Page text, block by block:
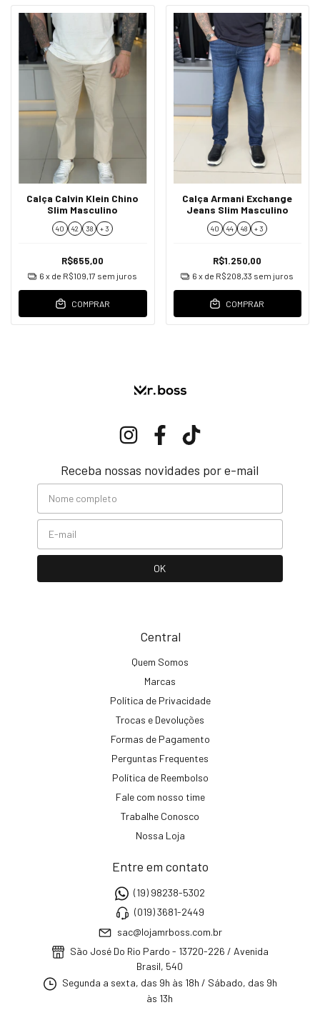
Calça Calvin Klein Chino
Slim Masculino
40 42 38 + 3
R$655,00
6 x de R$109,17 sem juros
COMPRAR
Calça Armani Exchange
Jeans Slim Masculino
40 44 48 + 3
R$1.250,00
6 x de R$208,33 sem juros
COMPRAR
Receba nossas novidades por e-mail
Central
Quem Somos
Marcas
Política de Privacidade
Trocas e Devoluções
Formas de Pagamento
Perguntas Frequentes
Política de Reembolso
Fale com nosso time
Trabalhe Conosco
Nossa Loja
Entre em contato
(19) 98238-5302
(019) 3681-2449
sac@lojamrboss.com.br
São José Do Rio Pardo - 13720-226 / Avenida
Brasil, 540
Segunda a sexta, das 9h às 18h / Sábado, das 9h
às 13h